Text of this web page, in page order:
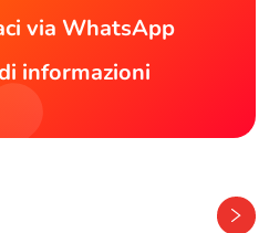
via WhatsApp
informazioni